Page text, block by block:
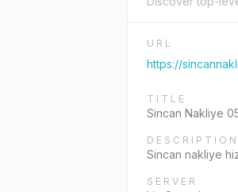
URL
https://
TITLE
Sincan Nakliye
DESCRIPTION
Sincan nakliye
SERVER